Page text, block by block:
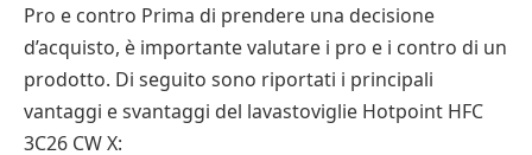
Pro e contro Prima di prendere una decisione
d’acquisto, è importante valutare i pro e i contro di un
prodotto. Di seguito sono riportati i principali
vantaggi e svantaggi del lavastoviglie Hotpoint HFC
3C26 CW X: